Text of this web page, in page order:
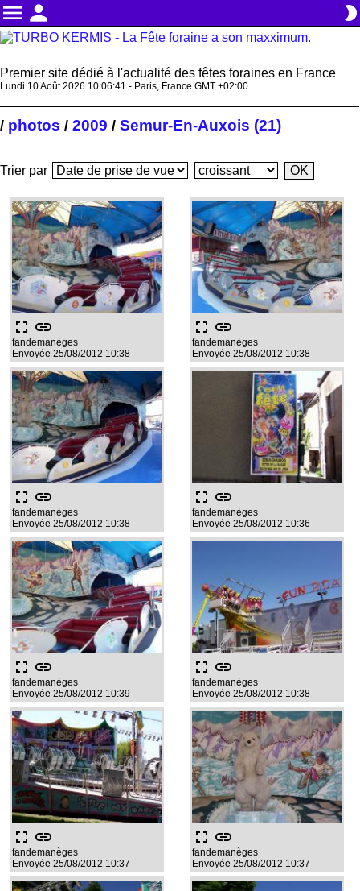
menu person brightness_2
Premier site dédié à l'actualité des fêtes foraines en France
Lundi 10 Août 2026 10:06:42 - Paris, France GMT +02:00
/ photos / 2009 / Semur-En-Auxois (21)
Trier par
fullscreen link
fandemanèges
Envoyée 25/08/2012 10:38
fullscreen link
fandemanèges
Envoyée 25/08/2012 10:38
fullscreen link
fandemanèges
Envoyée 25/08/2012 10:38
fullscreen link
fandemanèges
Envoyée 25/08/2012 10:36
fullscreen link
fandemanèges
Envoyée 25/08/2012 10:39
fullscreen link
fandemanèges
Envoyée 25/08/2012 10:38
fullscreen link
fandemanèges
Envoyée 25/08/2012 10:37
fullscreen link
fandemanèges
Envoyée 25/08/2012 10:37